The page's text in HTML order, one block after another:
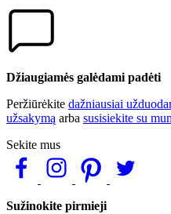
Džiaugiamės galėdami padėti
Peržiūrėkite dažniausiai
užsakymą arba susisiekite su
Sekite mus
Sužinokite pirmieji